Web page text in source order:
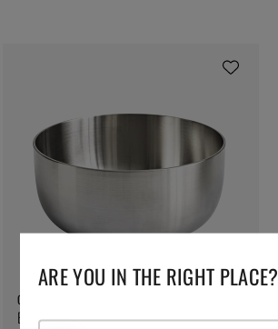
CULIMAT
Bol mélangeur en inox - Culimat
ARE YOU IN THE RIGHT PLACE?